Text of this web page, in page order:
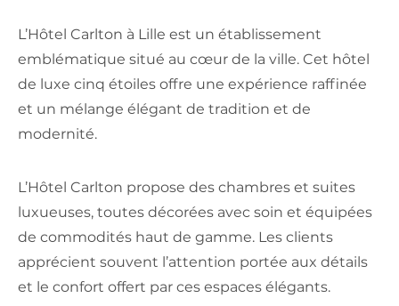
L’Hôtel Carlton à Lille est un établissement
emblématique situé au cœur de la ville. Cet hôtel
de luxe cinq étoiles offre une expérience raffinée
et un mélange élégant de tradition et de
modernité.
L’Hôtel Carlton propose des chambres et suites
luxueuses, toutes décorées avec soin et équipées
de commodités haut de gamme. Les clients
apprécient souvent l’attention portée aux détails
et le confort offert par ces espaces élégants.